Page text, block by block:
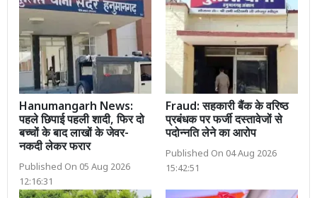
Hanumangarh News:
पहले छिपाई पहली शादी, फिर दो
बच्चों के बाद लाखों के जेवर-
नकदी लेकर फरार
Published On 05 Aug 2026
12:16:31
Fraud: सहकारी बैंक के वरिष्ठ
प्रबंधक पर फर्जी दस्तावेजों से
पदोन्नति लेने का आरोप
Published On 04 Aug 2026
15:42:51